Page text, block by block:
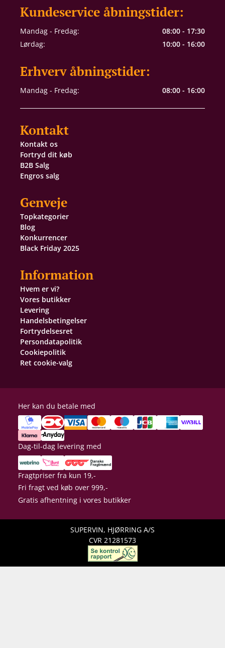
Kundeservice åbningstider:
Mandag - Fredag:
08:00 - 17:30
Lørdag:
10:00 - 16:00
Erhverv åbningstider:
Mandag - Fredag: 08:00 - 16:00
Kontakt
Kontakt os
Fortryd dit køb
B2B Salg
Engros salg
Genveje
Topkategorier
Blog
Konkurrencer
Black Friday 2025
Information
Hvem er vi?
Vores butikker
Levering
Handelsbetingelser
Fortrydelsesret
Persondatapolitik
Cookiepolitik
Ret cookie-valg
Her kan du betale med
Dag-til-dag levering med
Fragtpriser fra kun 19,-
Fri fragt ved køb over 999,-
Gratis afhentning i vores butikker
SUPERVIN, HJØRRING A/S
CVR 21281573